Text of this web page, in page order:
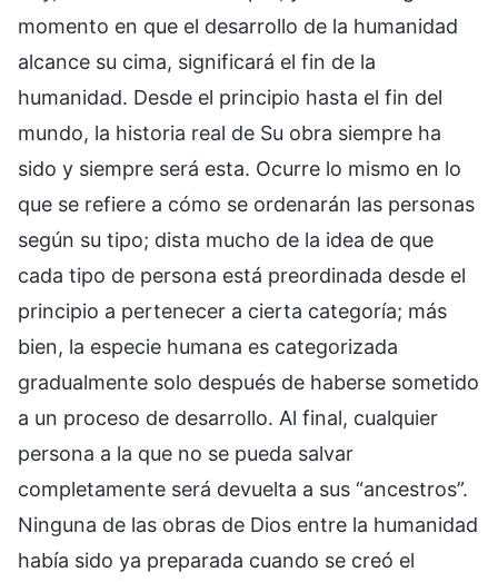
momento en que el desarrollo de la humanidad
alcance su cima, significará el fin de la
humanidad. Desde el principio hasta el fin del
mundo, la historia real de Su obra siempre ha
sido y siempre será esta. Ocurre lo mismo en lo
que se refiere a cómo se ordenarán las personas
según su tipo; dista mucho de la idea de que
cada tipo de persona está preordinada desde el
principio a pertenecer a cierta categoría; más
bien, la especie humana es categorizada
gradualmente solo después de haberse sometido
a un proceso de desarrollo. Al final, cualquier
persona a la que no se pueda salvar
completamente será devuelta a sus “ancestros”.
Ninguna de las obras de Dios entre la humanidad
había sido ya preparada cuando se creó el